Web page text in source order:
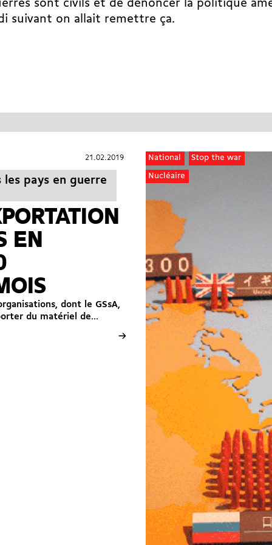
sont civils et de dénoncer la politique
suivant on allait remettre ça.
21.02.2019
21.02.2019
pays en guerre
EN
dont le GSsA,
du matériel de...
→
National
Stop the war
Nucléaire